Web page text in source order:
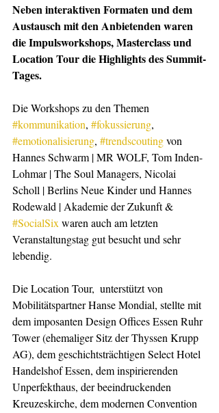
Neben interaktiven Formaten und dem
Austausch mit den Anbietenden waren
die Impulsworkshops, Masterclass und
Location Tour die Highlights des Summit-
Tages.
Die Workshops zu den Themen
#kommunikation, #fokussierung,
#emotionalisierung, #trendscouting von
Hannes Schwarm | MR WOLF, Tom Inden-
Lohmar | The Soul Managers, Nicolai
Scholl | Berlins Neue Kinder und Hannes
Rodewald | Akademie der Zukunft &
#SocialSix waren auch am letzten
Veranstaltungstag gut besucht und sehr
lebendig.
Die Location Tour,  unterstützt von
Mobilitätspartner Hanse Mondial, stellte mit
dem imposanten Design Offices Essen Ruhr
Tower (ehemaliger Sitz der Thyssen Krupp
AG), dem geschichtsträchtigen Select Hotel
Handelshof Essen, dem inspirierenden
Unperfekthaus, der beeindruckenden
Kreuzeskirche, dem modernen Convention